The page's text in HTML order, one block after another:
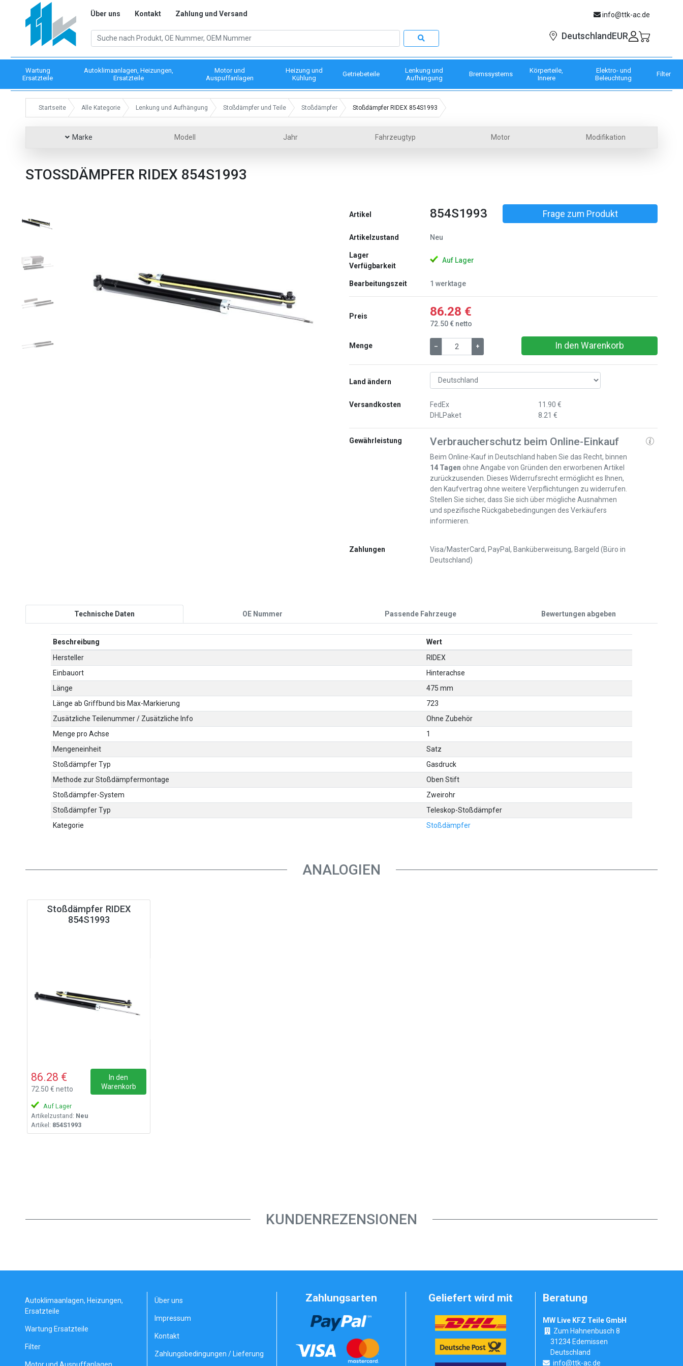
Über uns Kontakt Zahlung und Versand info@ttk-ac.de
Deutschland EUR
Wartung
Ersatzteile
Autoklimaanlagen, Heizungen,
Ersatzteile
Motor und
Auspuffanlagen
Heizung und
Kühlung
Getriebeteile
Lenkung und
Aufhängung
Bremssystems
Körperteile,
Innere
Elektro- und
Beleuchtung
Filter
Startseite Alle Kategorie Lenkung und Aufhängung Stoßdämpfer und Teile Stoßdämpfer Stoßdämpfer RIDEX 854S1993
Marke Modell Jahr Fahrzeugtyp Motor Modifikation
STOSSDÄMPFER RIDEX 854S1993
Zurück
Artikel 854S1993 Frage zum Produkt
Artikelzustand Neu
Lager
Verfügbarkeit
Auf Lager
Bearbeitungszeit 1 werktage
Preis 86.28 €
72.50 € netto
Menge – + In den Warenkorb
Land ändern
Versandkosten
FedEx
DHLPaket
11.90 €
8.21 €
Gewährleistung Verbraucherschutz beim Online-Einkauf
Beim Online-Kauf in Deutschland haben Sie das Recht, binnen
14 Tagen ohne Angabe von Gründen den erworbenen Artikel
zurückzusenden. Dieses Widerrufsrecht ermöglicht es Ihnen,
den Kaufvertrag ohne weitere Verpflichtungen zu widerrufen.
Stellen Sie sicher, dass Sie sich über mögliche Ausnahmen
und spezifische Rückgabebedingungen des Verkäufers
informieren.
Zahlungen
Visa/MasterCard, PayPal, Banküberweisung, Bargeld (Büro in
Deutschland)
Technische Daten OE Nummer Passende Fahrzeuge Bewertungen abgeben
Beschreibung
Wert
Hersteller
RIDEX
Einbauort
Hinterachse
Länge
475 mm
Länge ab Griffbund bis Max-Markierung
723
Zusätzliche Teilenummer / Zusätzliche Info
Ohne Zubehör
Menge pro Achse
1
Mengeneinheit
Satz
Stoßdämpfer Typ
Gasdruck
Methode zur Stoßdämpfermontage
Oben Stift
Stoßdämpfer-System
Zweirohr
Stoßdämpfer Typ
Teleskop-Stoßdämpfer
Kategorie
Stoßdämpfer
ANALOGIEN
Stoßdämpfer RIDEX
854S1993
86.28 €
72.50 € netto
In den
Warenkorb
Auf Lager
Artikelzustand: Neu
Artikel: 854S1993
KUNDENREZENSIONEN
Autoklimaanlagen, Heizungen,
Ersatzteile
Wartung Ersatzteile
Filter
Über uns
Impressum
Kontakt
Zahlungsbedingungen / Lieferung
Zahlungsarten Geliefert wird mit Beratung
MW Live KFZ Teile GmbH
Zum Hahnenbusch 8
31234 Edemissen
Deutschland
info@ttk-ac.de